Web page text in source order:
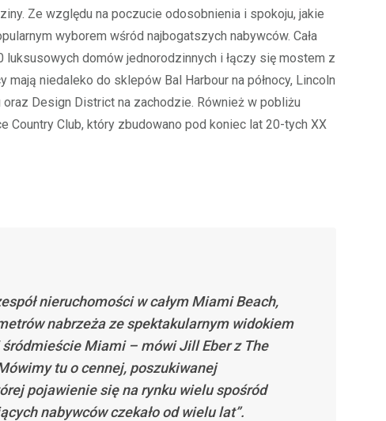
Ze względu na poczucie odosobnienia i spokoju, jakie
wyborem wśród najbogatszych nabywców. Cała
luksusowych domów jednorodzinnych i łączy się mostem z
mają niedaleko do sklepów Bal Harbour na północy, Lincoln
oraz Design District na zachodzie. Również w pobliżu
Country Club, który zbudowano pod koniec lat 20-tych XX
nieruchomości w całym Miami Beach,
nabrzeża ze spektakularnym widokiem
Miami – mówi Jill Eber z The
tu o cennej, poszukiwanej
pojawienie się na rynku wielu spośród
nabywców czekało od wielu lat”.